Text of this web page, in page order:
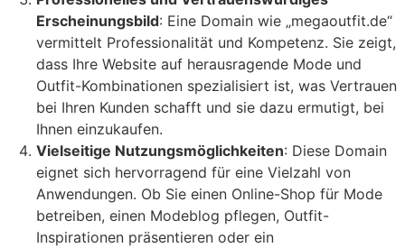
Erscheinungsbild: Eine Domain wie „megaoutfit.de“
vermittelt Professionalität und Kompetenz. Sie zeigt,
dass Ihre Website auf herausragende Mode und
Outfit-Kombinationen spezialisiert ist, was Vertrauen
bei Ihren Kunden schafft und sie dazu ermutigt, bei
Ihnen einzukaufen.
Vielseitige Nutzungsmöglichkeiten: Diese Domain
eignet sich hervorragend für eine Vielzahl von
Anwendungen. Ob Sie einen Online-Shop für Mode
betreiben, einen Modeblog pflegen, Outfit-
Inspirationen präsentieren oder ein